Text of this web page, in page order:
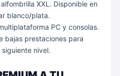
XXL. Disponible en
blanco/plata.
PC y consolas.
bajas prestaciones para
nivel.